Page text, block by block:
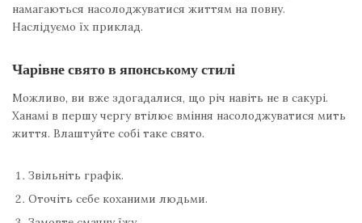
намагаються насолоджуватися життям на повну.
Наслідуємо їх приклад.
Чарівне свято в японському стилі
Можливо, ви вже здогадалися, що річ навіть не в сакурі.
Ханамі в першу чергу втілює вміння насолоджуватися мить
життя. Влаштуйте собі таке свято.
Звільніть графік.
Оточіть себе коханими людьми.